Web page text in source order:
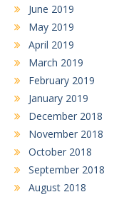
June 2019
May 2019
April 2019
March 2019
February 2019
January 2019
December 2018
November 2018
October 2018
September 2018
August 2018